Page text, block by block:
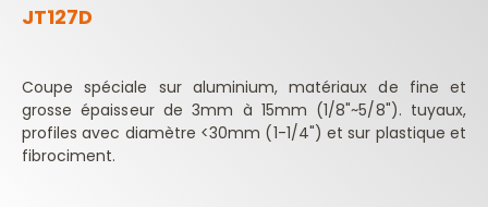
JT127D
Coupe spéciale sur aluminium, matériaux de fine et
grosse épaisseur de 3mm à 15mm (1/8"~5/8"). tuyaux,
profiles avec diamètre <30mm (1-1/4") et sur plastique et
fibrociment.